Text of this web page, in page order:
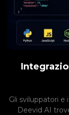
Gli sviluppatori e
Deevid AI